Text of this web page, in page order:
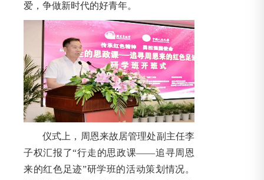
爱，争做新时代的好青年。
仪式上，周恩来故居管理处副主任李
子权汇报了“行走的思政课——追寻周恩
来的红色足迹”研学班的活动策划情况。